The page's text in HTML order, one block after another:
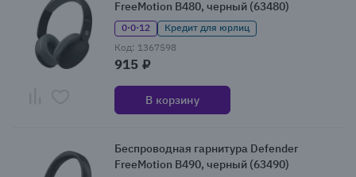
FreeMotion B480, черный (63480)
0·0·12
Кредит для юрлиц
Код: 1367598
915 ₽
В корзину
Беспроводная гарнитура Defender
FreeMotion B490, черный (63490)